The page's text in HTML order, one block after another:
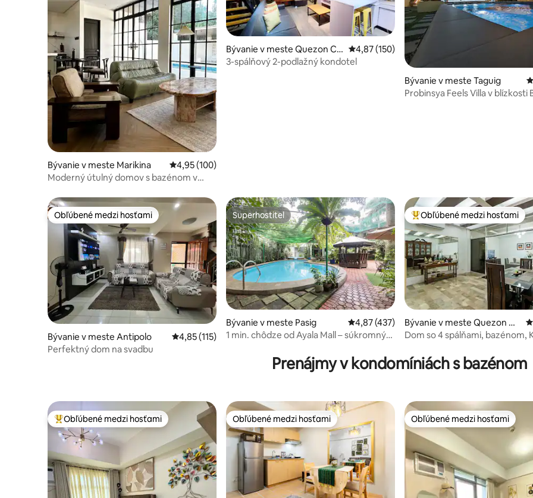
Bývanie v meste Marikina Priemerné ohodnotenie 4,95 z 5, počet hodnotení: 100
4,95 (100)
Moderný útulný domov s bazénom v
Bývanie v meste Quezon Cit
y
Priemerné ohodnotenie 4,87 z 5, počet
4,87 (150)
3-spálňový 2-podlažný kondotel
Bývanie v meste Taguig
Probinsya Feels Villa v blízkosti
Obľúbené medzi hosťami
Obľúbené medzi hosťami
Bývanie v meste Antipolo Priemerné ohodnotenie 4,85 z 5, počet hodnotení: 115
4,85 (115)
Perfektný dom na svadbu
Superhostiteľ
Superhostiteľ
Bývanie v meste Pasig Priemerné ohodnotenie 4,87 z 5, počet
4,87 (437)
1 min. chôdze od Ayala Mall – súkromný
Najobľúbenejšie medzi hosťami
Obľúbené medzi hosťami
Bývanie v meste Quezon Cit
y
Dom so 4 spálňami, bazénom,
centra
Prenájmy v kondomíniách s bazénom
Najobľúbenejšie medzi hosťami
Obľúbené medzi hosťami Obľúbené medzi hosťami
Obľúbené medzi hosťami Obľúbené medzi hosťami
Obľúbené medzi hosťami